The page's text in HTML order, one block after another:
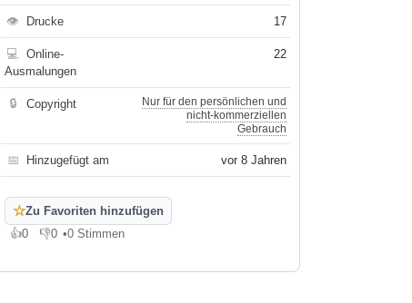
👁 Drucke 17
💻
Online-
Ausmalungen
22
🔒 Copyright
Nur für den persönlichen und
nicht-kommerziellen
Gebrauch
📅 Hinzugefügt am vor 8 Jahren
☆Zu Favoriten hinzufügen
👍0
Gefällt mir
👎0
Gefällt mir nicht
•0 Stimmen